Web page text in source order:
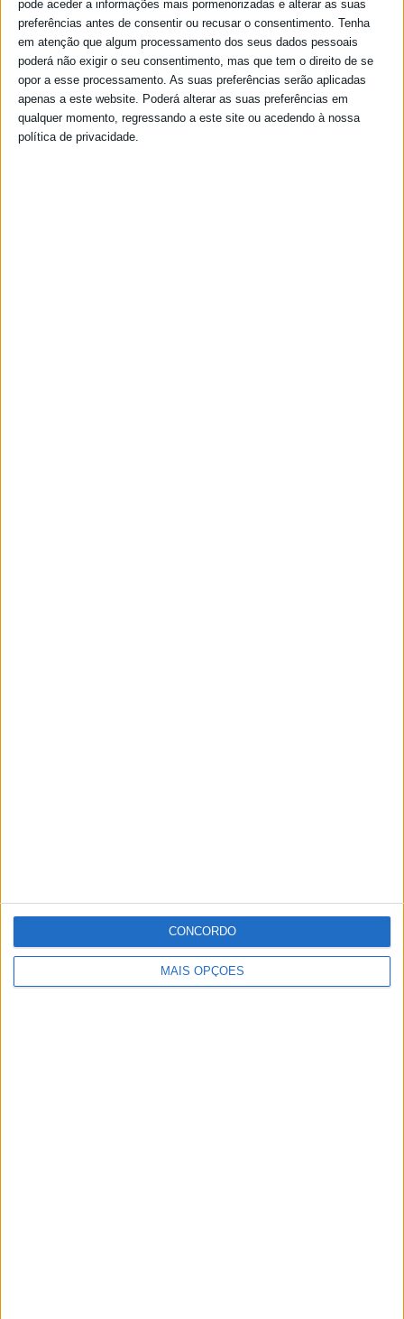
pode aceder a informações mais pormenorizadas e alterar as suas
preferências antes de consentir ou recusar o consentimento. Tenha
em atenção que algum processamento dos seus dados pessoais
poderá não exigir o seu consentimento, mas que tem o direito de se
opor a esse processamento. As suas preferências serão aplicadas
apenas a este website. Poderá alterar as suas preferências em
qualquer momento, regressando a este site ou acedendo à nossa
política de privacidade.
MAIS OPÇÕES
CONCORDO